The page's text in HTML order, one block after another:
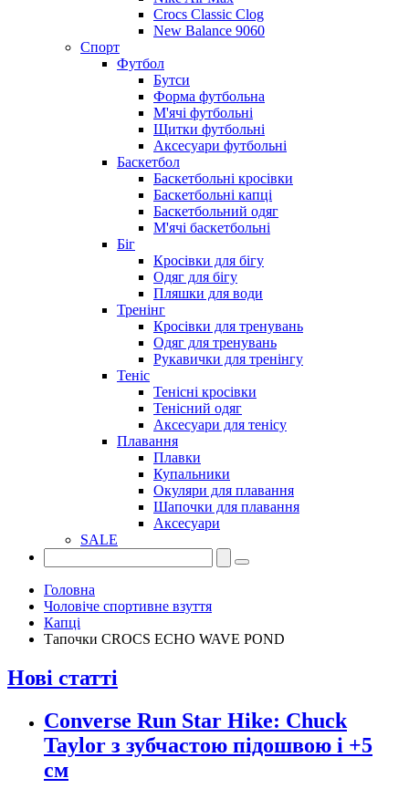
Crocs Classic Clog
New Balance 9060
Спорт
Футбол
Бутси
Форма футбольна
М'ячі футбольні
Щитки футбольні
Аксесуари футбольні
Баскетбол
Баскетбольні кросівки
Баскетбольні капці
Баскетбольний одяг
М'ячі баскетбольні
Біг
Кросівки для бігу
Одяг для бігу
Пляшки для води
Тренінг
Кросівки для тренувань
Одяг для тренувань
Рукавички для тренінгу
Теніс
Тенісні кросівки
Тенісний одяг
Аксесуари для тенісу
Плавання
Плавки
Купальники
Окуляри для плавання
Шапочки для плавання
Аксесуари
SALE
Головна
Чоловіче спортивне взуття
Капці
Тапочки CROCS ECHO WAVE POND
Нові статті
Converse Run Star Hike: Chuck
Taylor з зубчастою підошвою і +5
см